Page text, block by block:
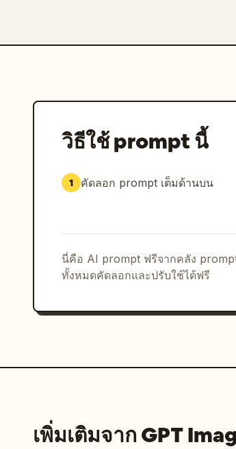
วิธีใช้ prompt นี้
1 คัดลอก prompt เต็มด้านบน
นี่คือ AI prompt ฟรีจากคลัง
ทั้งหมดคัดลอกและปรับใช้ได้ฟรี
เพิ่มเติมจาก GPT